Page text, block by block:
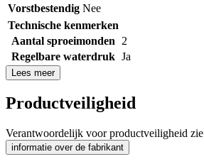
Vorstbestendig Nee
Technische kenmerken
Aantal sproeimonden
2
Regelbare waterdruk Ja
Lees meer
Productveiligheid
Verantwoordelijk voor productveiligheid zie
informatie over de fabrikant